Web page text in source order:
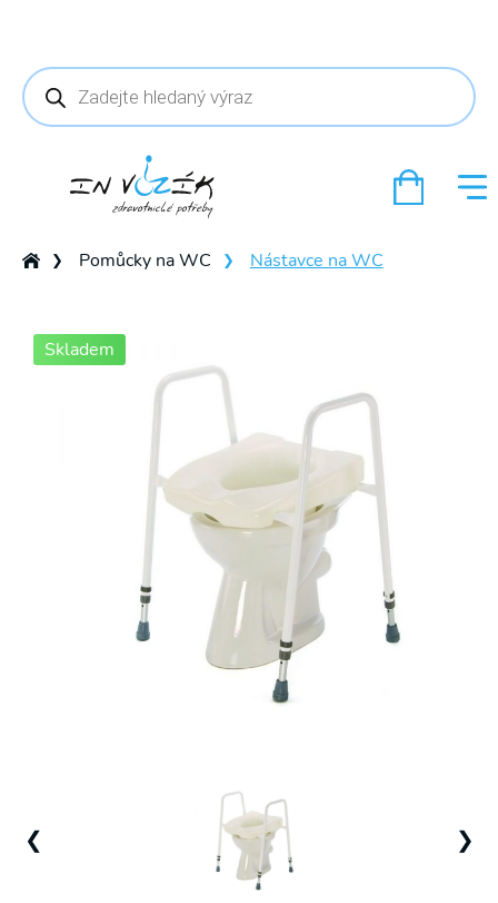
Products
search
sedáky a
zádové
❯ Pomůcky na WC ❯ Nástavce na WC
Skladem
❯
❮